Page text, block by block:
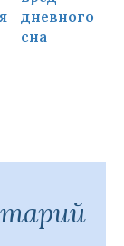
дневного
сна